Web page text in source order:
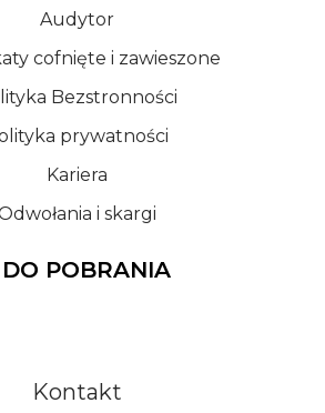
Audytor
cofnięte i zawieszone
Bezstronności
prywatności
Kariera
i skargi
DO POBRANIA
Kontakt